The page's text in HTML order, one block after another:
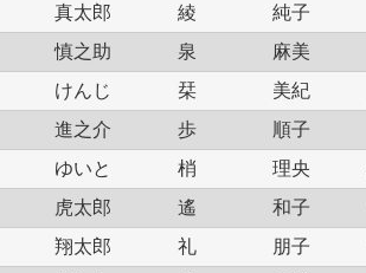
真太郎 綾 純子
慎之助 泉 麻美
けんじ 栞 美紀
進之介 歩 順子
ゆいと 梢 理央
虎太郎 遙 和子
翔太郎 礼 朋子